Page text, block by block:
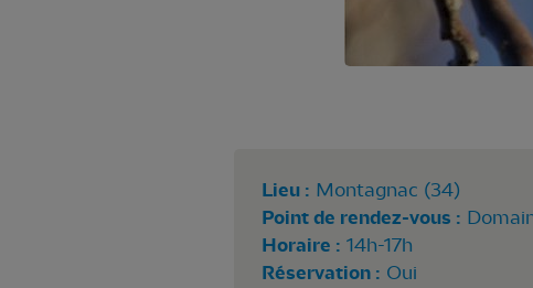
Lieu : Montagnac (34)
Point de rendez-vous :
Horaire : 14h-17h
Réservation : Oui